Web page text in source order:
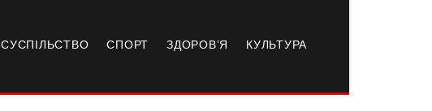
СУСПІЛЬСТВО СПОРТ ЗДОРОВ’Я КУЛЬТУРА